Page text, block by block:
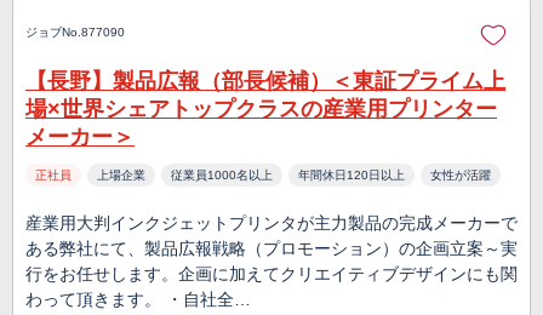
ジョブNo.877090
【長野】製品広報（部長候補）＜東証プライム上
場×世界シェアトップクラスの産業用プリンター
メーカー＞
正社員 上場企業 従業員1000名以上 年間休日120日以上 女性が活躍
産業用大判インクジェットプリンタが主力製品の完成メーカーで
ある弊社にて、製品広報戦略（プロモーション）の企画立案～実
行をお任せします。企画に加えてクリエイティブデザインにも関
わって頂きます。 ・自社全…